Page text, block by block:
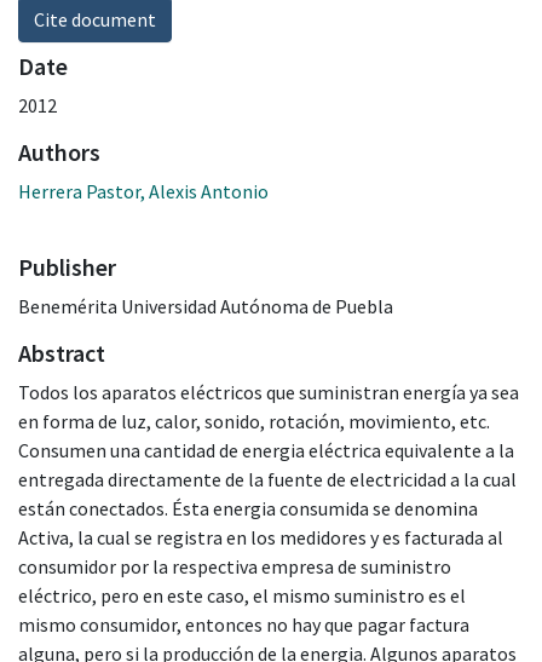
Cite document
Date
2012
Authors
Herrera Pastor, Alexis Antonio
Publisher
Benemérita Universidad Autónoma de Puebla
Abstract
Todos los aparatos eléctricos que suministran energía ya sea
en forma de luz, calor, sonido, rotación, movimiento, etc.
Consumen una cantidad de energia eléctrica equivalente a la
entregada directamente de la fuente de electricidad a la cual
están conectados. Ésta energia consumida se denomina
Activa, la cual se registra en los medidores y es facturada al
consumidor por la respectiva empresa de suministro
eléctrico, pero en este caso, el mismo suministro es el
mismo consumidor, entonces no hay que pagar factura
alguna, pero si la producción de la energia. Algunos aparatos